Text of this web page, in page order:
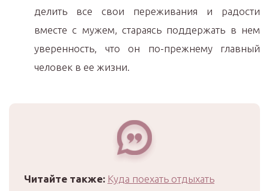
делить все свои переживания и радости
вместе с мужем, стараясь поддержать в нем
уверенность, что он по-прежнему главный
человек в ее жизни.
Читайте также: Куда поехать отдыхать